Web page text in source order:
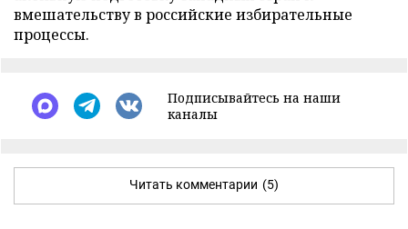
вмешательству в российские избирательные
процессы.
Подписывайтесь на наши
каналы
Читать комментарии (5)